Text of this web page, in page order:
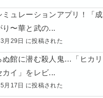
ミュレーションアプリ！「成
り〜華と武の...
月29日 に投稿された
ぬ館に潜む殺人鬼…「ヒカリ
カイ」をレビ...
月17日 に投稿された